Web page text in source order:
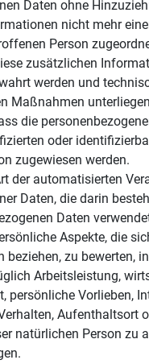
Daten ohne
nicht mehr
Person
zusätzlichen
werden und
Maßnahmen
die
oder
zugewiesen werden.
der automatisierten
Daten, die darin
Daten
Aspekte, die
beziehen, zu bewerten,
Arbeitsleistung,
persönliche Vorlieben,
Aufenthaltsort
natürlichen Person zu